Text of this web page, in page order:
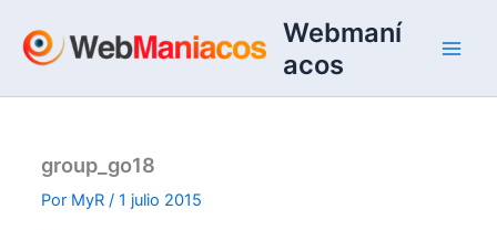
contenido
Webmaní
acos
group_go18
Por MyR/1 julio 2015